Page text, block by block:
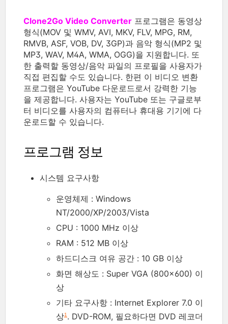
Clone2Go Video Converter 프로그램은 동영상
형식(MOV 및 WMV, AVI, MKV, FLV, MPG, RM,
RMVB, ASF, VOB, DV, 3GP)과 음악 형식(MP2 및
MP3, WAV, M4A, WMA, OGG)을 지원합니다. 또
한 출력할 동영상/음악 파일의 프로필을 사용자가
직접 편집할 수도 있습니다. 한편 이 비디오 변환
프로그램은 YouTube 다운로드로서 강력한 기능
을 제공합니다. 사용자는 YouTube 또는 구글로부
터 비디오를 사용자의 컴퓨터나 휴대용 기기에 다
운로드할 수 있습니다.
프로그램 정보
시스템 요구사항
운영체제 : Windows
NT/2000/XP/2003/Vista
CPU : 1000 MHz 이상
RAM : 512 MB 이상
하드디스크 여유 공간 : 10 GB 이상
화면 해상도 : Super VGA (800×600) 이
상
기타 요구사항 : Internet Explorer 7.0 이
상1 . DVD-ROM, 필요하다면 DVD 레코더